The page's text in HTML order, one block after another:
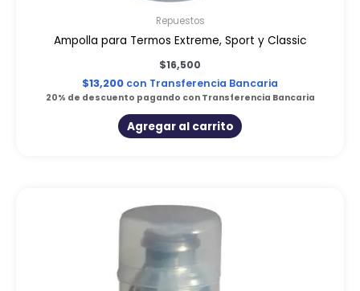
Repuestos
Ampolla para Termos Extreme, Sport y Classic
$16,500
$13,200 con Transferencia Bancaria
20% de descuento pagando con Transferencia Bancaria
Agregar al carrito